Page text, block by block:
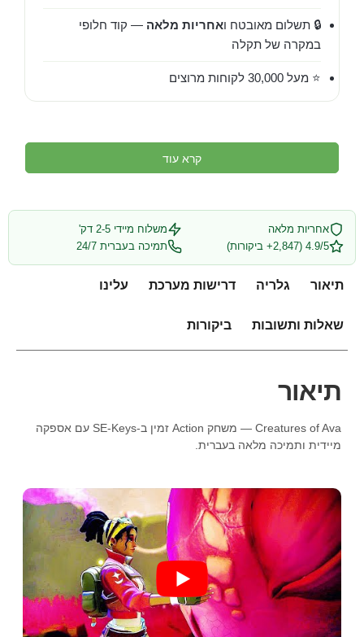
🔒 תשלום מאובטח ואחריות מלאה — קוד חלופי
במקרה של תקלה
⭐ מעל 30,000 לקוחות מרוצים
קרא עוד
אחריות מלאה
משלוח מיידי 2-5 דק'
4.9/5 (2,847+ ביקורות)
תמיכה בעברית 24/7
תיאור גלריה דרישות מערכת עלינו
שאלות ותשובות ביקורות
תיאור
Creatures of Ava — משחק Action זמין ב-SE-Keys עם אספקה
מיידית ותמיכה מלאה בעברית.